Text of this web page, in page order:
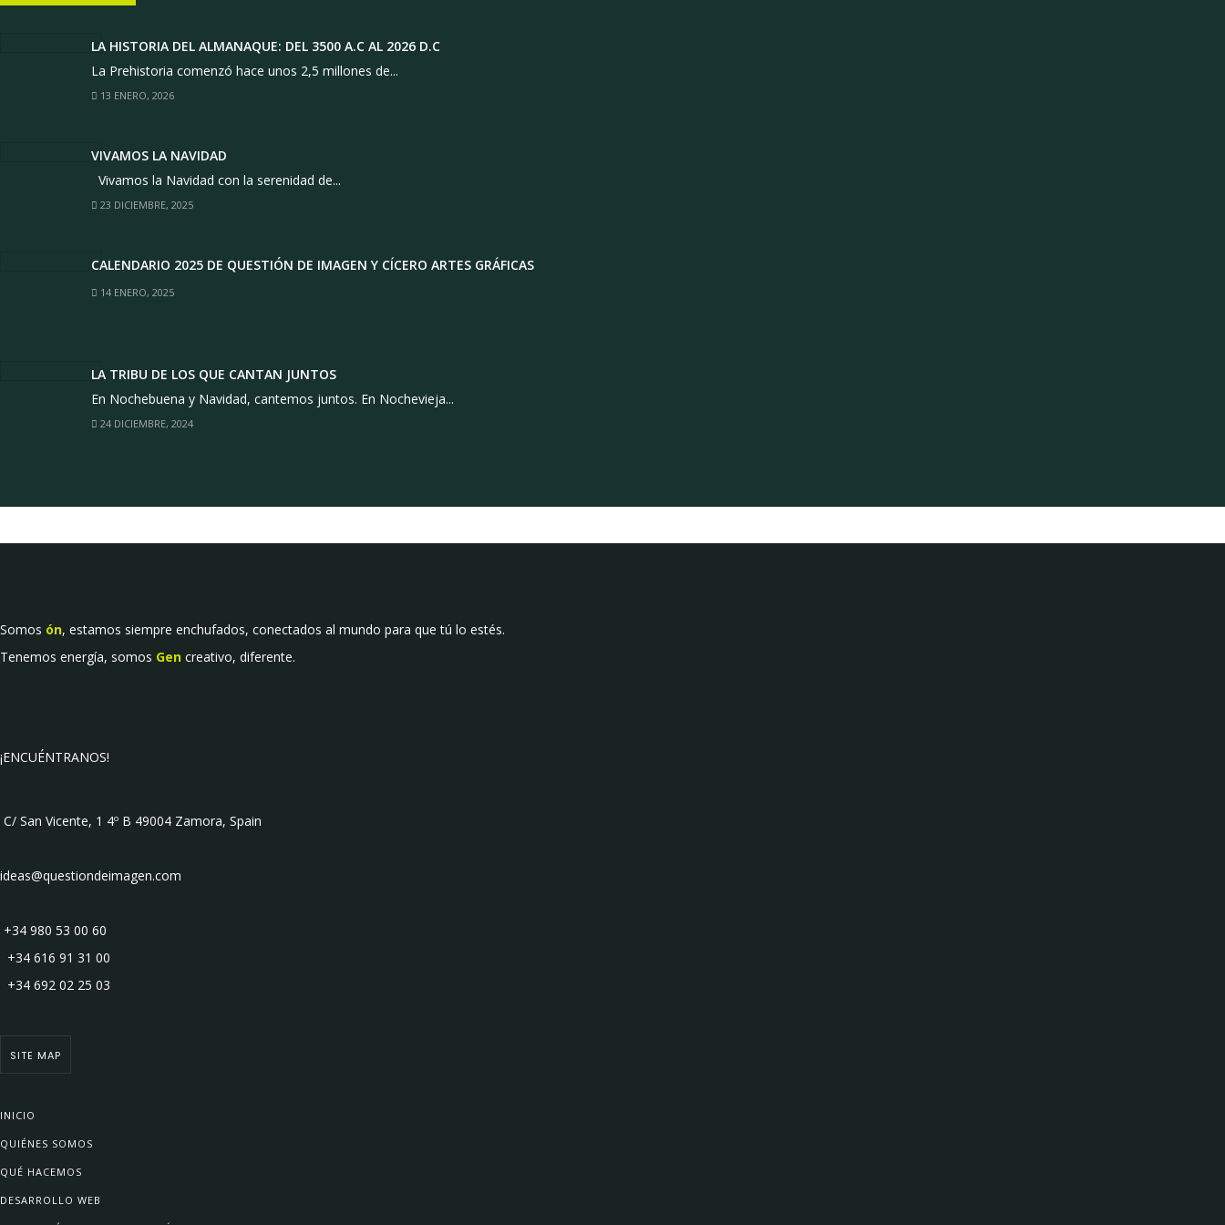
LA HISTORIA DEL ALMANAQUE: DEL 3500 A.C AL 2026 D.C
La Prehistoria comenzó hace unos 2,5 millones de...
13 ENERO, 2026
VIVAMOS LA NAVIDAD
Vivamos la Navidad con la serenidad de...
23 DICIEMBRE, 2025
CALENDARIO 2025 DE QUESTIÓN DE IMAGEN Y CÍCERO ARTES GRÁFICAS
14 ENERO, 2025
LA TRIBU DE LOS QUE CANTAN JUNTOS
En Nochebuena y Navidad, cantemos juntos. En Nochevieja...
24 DICIEMBRE, 2024
Somos ón, estamos siempre enchufados, conectados al mundo para que tú lo estés.
Tenemos energía, somos Gen creativo, diferente.
¡ENCUÉNTRANOS!
C/ San Vicente, 1 4º B 49004 Zamora, Spain
ideas@questiondeimagen.com
+34 980 53 00 60
+34 616 91 31 00
+34 692 02 25 03
SITE MAP
INICIO
QUIÉNES SOMOS
QUÉ HACEMOS
DESARROLLO WEB